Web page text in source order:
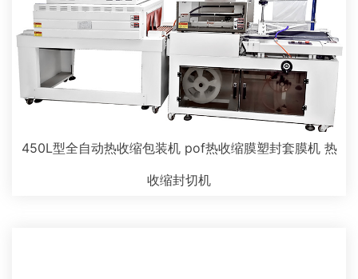
450L型全自动热收缩包装机 pof热收缩膜塑封套膜机 热
收缩封切机